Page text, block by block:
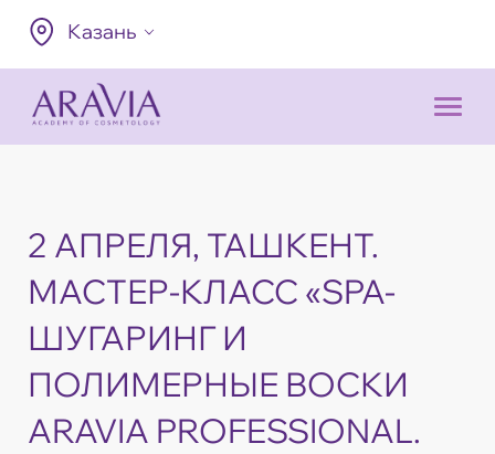
Казань
2 АПРЕЛЯ, ТАШКЕНТ.
МАСТЕР-КЛАСС «SPA-
ШУГАРИНГ И
ПОЛИМЕРНЫЕ ВОСКИ
ARAVIА PROFESSIONAL.